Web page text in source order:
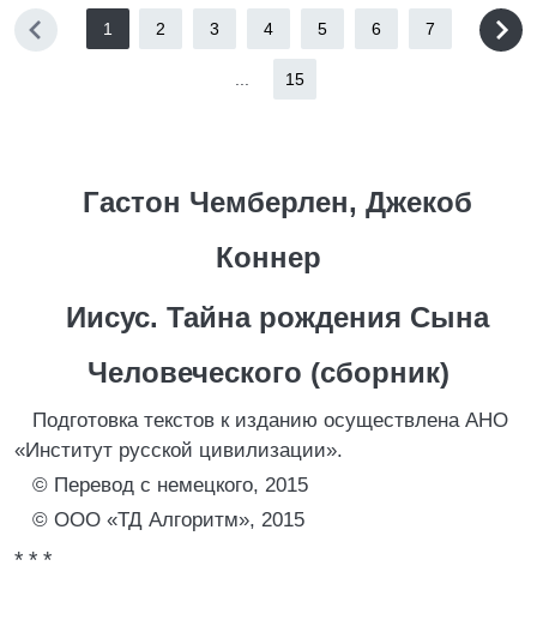
1 2 3 4 5 6 7
15
Гастон Чемберлен, Джекоб
Коннер
Иисус. Тайна рождения Сына
Человеческого (сборник)
Подготовка текстов к изданию осуществлена АНО
«Институт русской цивилизации».
© Перевод с немецкого, 2015
© ООО «ТД Алгоритм», 2015
* * *